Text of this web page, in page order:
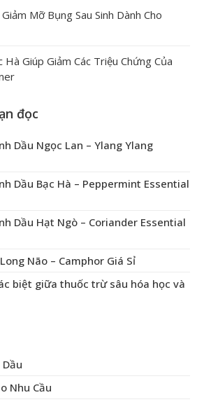
Mỡ Bụng Sau Sinh Dành Cho
Hà Giúp Giảm Các Triệu Chứng Của
đọc
Dầu Ngọc Lan – Ylang Ylang
Dầu Bạc Hà – Peppermint Essential
Dầu Hạt Ngò – Coriander Essential
Não – Camphor Giá Sỉ
biệt giữa thuốc trừ sâu hóa học và
Nhu Cầu